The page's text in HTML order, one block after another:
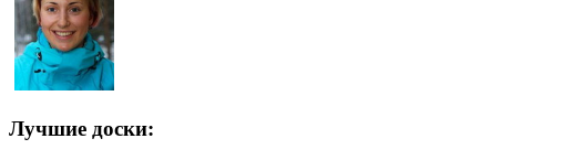
Лучшие доски: